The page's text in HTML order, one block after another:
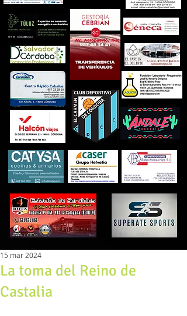
La toma del Reino de
Castalia
15 mar 2024